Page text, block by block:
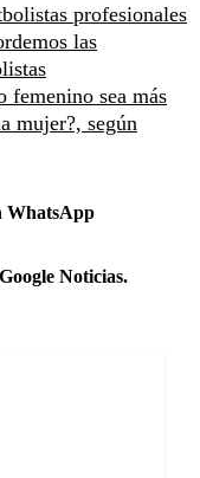
profesionales
las
femenino sea más
mujer?, según
WhatsApp
Noticias.